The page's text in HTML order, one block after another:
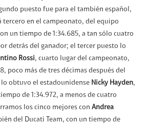
puesto fue para el también español,
tercero en el campeonato, del equipo
un tiempo de 1:34.685, a tan sólo cuatro
detrás del ganador; el tercer puesto lo
Rossi, cuarto lugar del campeonato,
poco más de tres décimas después del
obtuvo el estadounidense Nicky Hayden,
de 1:34.972, a menos de cuatro
los cinco mejores con Andrea
del Ducati Team, con un tiempo de